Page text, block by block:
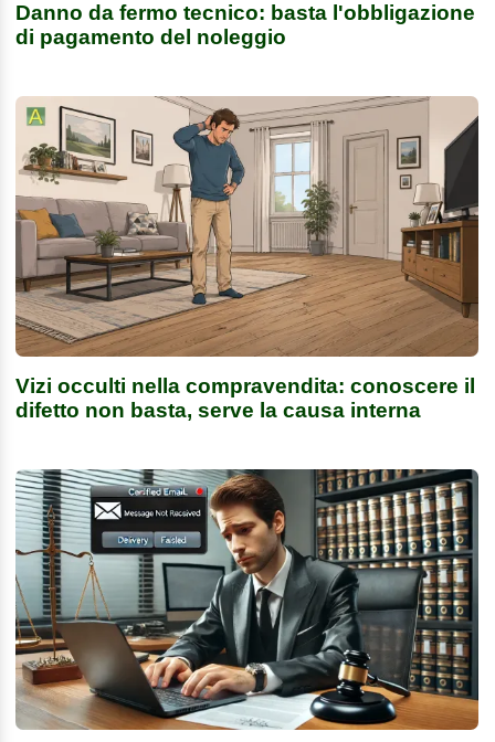
Danno da fermo tecnico: basta l'obbligazione
di pagamento del noleggio
Vizi occulti nella compravendita: conoscere il
difetto non basta, serve la causa interna